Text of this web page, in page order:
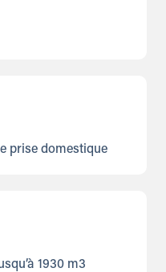
prise domestique
1930 m3